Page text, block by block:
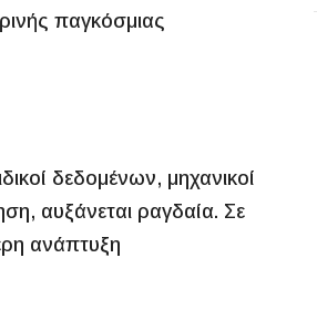
παγκόσμιας
δεδομένων, μηχανικοί
αυξάνεται ραγδαία. Σε
ανάπτυξη